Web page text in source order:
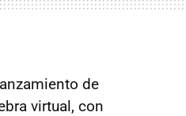
de
virtual, con